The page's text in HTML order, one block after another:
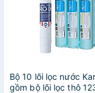
Bộ 10 lõi lọc nước
gồm bộ lõi lọc thô